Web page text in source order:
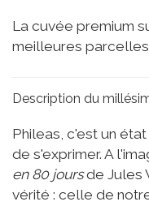
La cuvée premium
meilleures
Description du
Phileas, c'est un
de s'exprimer. A
en 80 joursde Jules
vérité : celle de